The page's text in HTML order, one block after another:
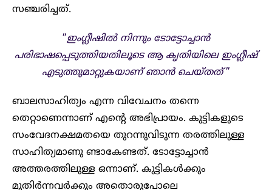
സഞ്ചരിച്ചത്.
”ഇംഗ്ലീഷിൽ നിന്നും ടോട്ടോച്ചാൻ
പരിഭാഷപ്പെടുത്തിയതിലൂടെ ആ കൃതിയിലെ ഇംഗ്ലീഷ്
എടുത്തുമാറ്റുകയാണ് ഞാൻ ചെയ്തത്”
ബാലസാഹിത്യം എന്ന വിവേചനം തന്നെ
തെറ്റാണെന്നാണ് എന്റെ അഭിപ്രായം. കുട്ടികളുടെ
സംവേദനക്ഷമതയെ തുറന്നുവിടുന്ന തരത്തിലുള്ള
സാഹിത്യമാണു ണ്ടാകേണ്ടത്. ടോട്ടോച്ചാൻ
അത്തരത്തിലുള്ള ഒന്നാണ്. കുട്ടികൾക്കും
മുതിർന്നവർക്കും അതൊരുപോലെ